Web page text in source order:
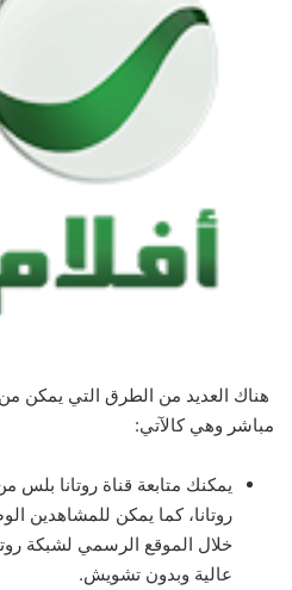
هناك العديد من الطرق التي يمكن من
مباشر وهي كالآتي:
يمكنك متابعة قناة روتانا
روتانا، كما يمكن للمشاهدين
خلال الموقع الرسمي لشبكة
عالية وبدون تشويش.